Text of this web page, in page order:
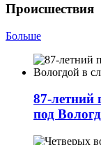
Происшествия
Больше
87-летний
под